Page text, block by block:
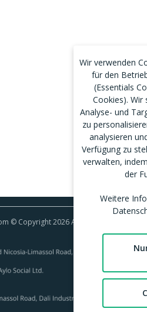
© Copyright 2026 Aylo Social Ltd |
Wir verwenden
für den
(Essentials
Cookies). Wir
Analyse- und
zu
analysieren
Verfügung zu
verwalten,
der
Weitere